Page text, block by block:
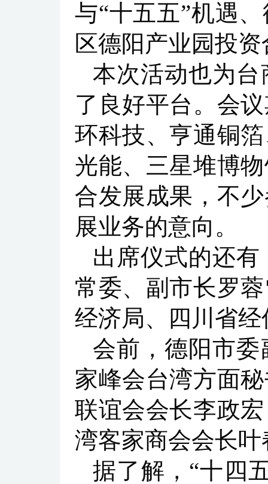
与“十五五”机遇
区德阳产业园投
本次活动也为
了良好平台。会
环科技、亨通铜
光能、三星堆博
合发展成果，不
展业务的意向。
出席仪式的还
常委、副市长罗
经济局、四川省
会前，德阳市
家峰会台湾方面
联谊会会长李政
湾客家商会会长
据了解，“十四